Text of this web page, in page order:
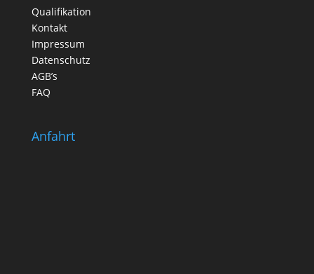
Qualifikation
Kontakt
Impressum
Datenschutz
AGB’s
FAQ
Anfahrt